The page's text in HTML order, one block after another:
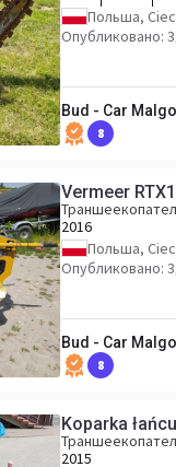
Польша,
Опубликовано:
Bud - Car
8
Vermeer
2016
Польша,
Опубликовано:
Bud - Car
8
Koparka
2015